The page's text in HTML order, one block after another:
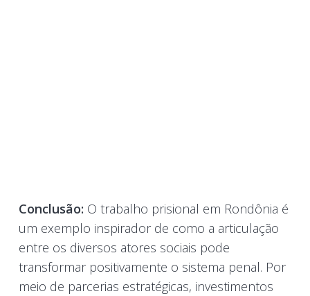
Conclusão: O trabalho prisional em Rondônia é
um exemplo inspirador de como a articulação
entre os diversos atores sociais pode
transformar positivamente o sistema penal. Por
meio de parcerias estratégicas, investimentos